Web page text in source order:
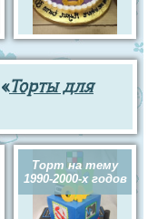
Торты для
Торт на тему
1990-2000-х годов